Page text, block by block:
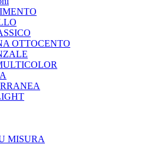
OTTOCENTO
MISURA